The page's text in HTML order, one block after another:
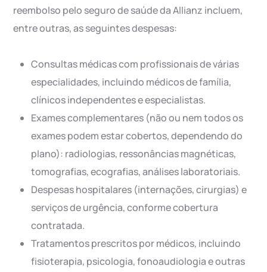
reembolso pelo seguro de saúde da Allianz incluem,
entre outras, as seguintes despesas:
Consultas médicas com profissionais de várias
especialidades, incluindo médicos de família,
clínicos independentes e especialistas.
Exames complementares (não ou nem todos os
exames podem estar cobertos, dependendo do
plano): radiologias, ressonâncias magnéticas,
tomografias, ecografias, análises laboratoriais.
Despesas hospitalares (internações, cirurgias) e
serviços de urgência, conforme cobertura
contratada.
Tratamentos prescritos por médicos, incluindo
fisioterapia, psicologia, fonoaudiologia e outras